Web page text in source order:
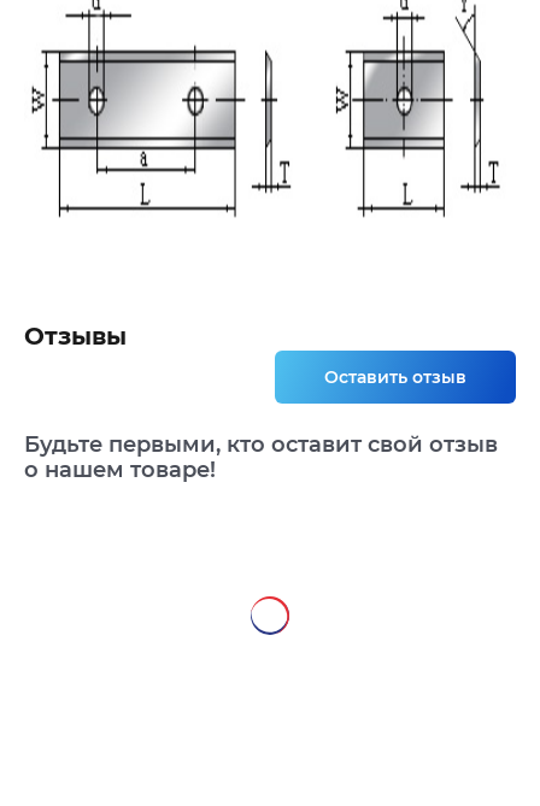
Отзывы
Оставить отзыв
Будьте первыми, кто оставит свой отзыв
о нашем товаре!